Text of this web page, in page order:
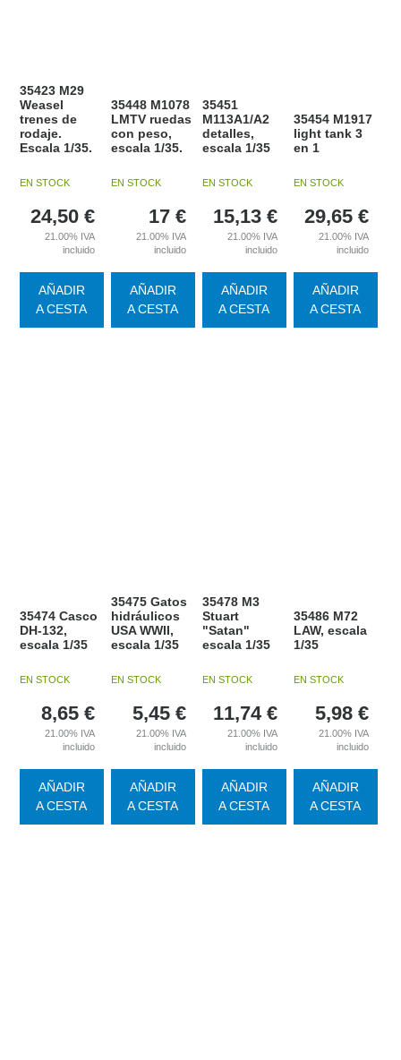
35423 M29
Weasel
trenes de
rodaje.
Escala 1/35.
EN STOCK
24,50 €
21.00% IVA
incluido
AÑADIR
A CESTA
35448 M1078
LMTV ruedas
con peso,
escala 1/35.
EN STOCK
17 €
21.00% IVA
incluido
AÑADIR
A CESTA
35451
M113A1/A2
detalles,
escala 1/35
EN STOCK
15,13 €
21.00% IVA
incluido
AÑADIR
A CESTA
35454 M1917
light tank 3
en 1
EN STOCK
29,65 €
21.00% IVA
incluido
AÑADIR
A CESTA
35474 Casco
DH-132,
escala 1/35
EN STOCK
8,65 €
21.00% IVA
incluido
AÑADIR
A CESTA
35475 Gatos
hidráulicos
USA WWII,
escala 1/35
EN STOCK
5,45 €
21.00% IVA
incluido
AÑADIR
A CESTA
35478 M3
Stuart
"Satan"
escala 1/35
EN STOCK
11,74 €
21.00% IVA
incluido
AÑADIR
A CESTA
35486 M72
LAW, escala
1/35
EN STOCK
5,98 €
21.00% IVA
incluido
AÑADIR
A CESTA